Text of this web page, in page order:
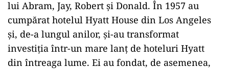
lui Abram, Jay, Robert și Donald. În 1957 au
cumpărat hotelul Hyatt House din Los Angeles
și, de-a lungul anilor, și-au transformat
investiția într-un mare lanț de hoteluri Hyatt
din întreaga lume. Ei au fondat, de asemenea,